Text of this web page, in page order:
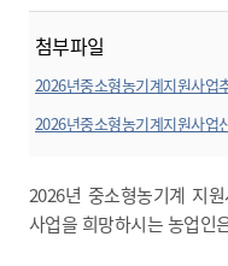
첨부파일
2026년중소형농기계지원사업
2026년중소형농기계지원사
2026년 중소형농기계 지
사업을 희망하시는 농업인